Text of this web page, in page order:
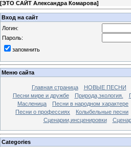
[ЭТО САЙТ Александра Комарова]
Вход на сайт
Логин:
Пароль:
запомнить
Меню сайта
Главная страница НОВЫЕ ПЕСНИ
Песни мире и дружбе
Природа,экология.
Масленица
Песни в народном характере
Песни о профессиях
Колыбельные песни
Сценарии,инсценировки
Categories